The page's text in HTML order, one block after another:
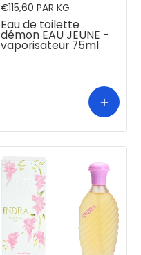
Eau de toilette
démon EAU JEUNE -
vaporisateur 75ml
€115,60 PAR KG